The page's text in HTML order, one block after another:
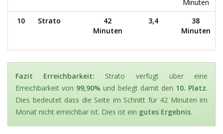
Minuten
10
Strato
42
Minuten
3,4
38
Minuten
Fazit Erreichbarkeit: Strato verfügt über eine
Erreichbarkeit von 99,90% und belegt damit den 10. Platz.
Dies bedeutet dass die Seite im Schnitt für 42 Minuten im
Monat nicht erreichbar ist. Dies ist ein gutes Ergebnis.